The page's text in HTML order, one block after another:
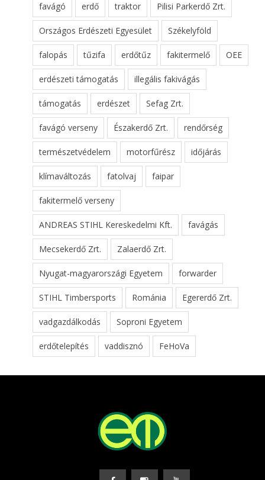
favágó erdő traktor Pilisi Parkerdő Zrt.
Országos Erdészeti Egyesület Székelyföld
falopás tűzifa erdőtűz fakitermelő OEE
erdészeti támogatás illegális fakivágás
támogatás erdészet Sefag Zrt.
favágó verseny Északerdő Zrt. rendőrség
természetvédelem motorfűrész időjárás
klímaváltozás fatolvaj faipar
fakitermelő verseny
ANDREAS STIHL Kereskedelmi Kft. favágás
Mecsekerdő Zrt. Zalaerdő Zrt.
Nyugat-magyarországi Egyetem forwarder
STIHL Timbersports Románia Egererdő Zrt.
vadgazdálkodás Soproni Egyetem
erdőtelepítés vaddisznó FeHoVa